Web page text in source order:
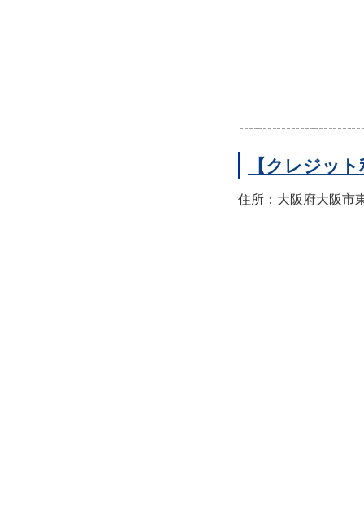
【クレジッ
住所：大阪府大阪市